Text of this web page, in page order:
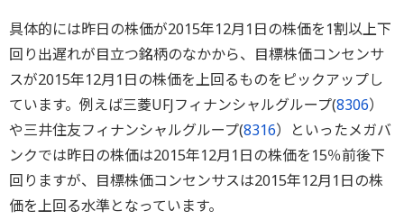
具体的には昨日の株価が2015年12月1日の株価を1割以上下
回り出遅れが目立つ銘柄のなかから、目標株価コンセンサ
スが2015年12月1日の株価を上回るものをピックアップし
ています。例えば三菱UFJフィナンシャルグループ(8306）
や三井住友フィナンシャルグループ(8316）といったメガバ
ンクでは昨日の株価は2015年12月1日の株価を15％前後下
回りますが、目標株価コンセンサスは2015年12月1日の株
価を上回る水準となっています。